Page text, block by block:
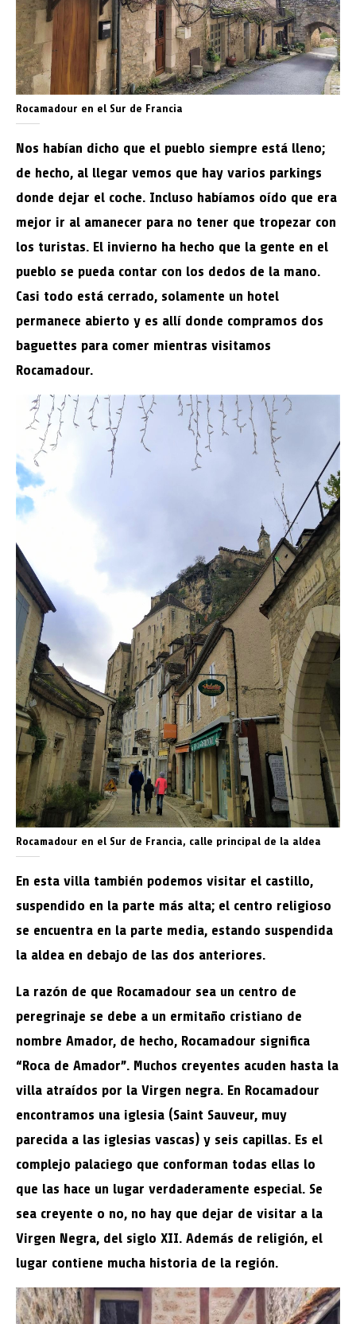
Rocamadour en el Sur de Francia
Nos habían dicho que el pueblo siempre está lleno;
de hecho, al llegar vemos que hay varios parkings
donde dejar el coche. Incluso habíamos oído que era
mejor ir al amanecer para no tener que tropezar con
los turistas. El invierno ha hecho que la gente en el
pueblo se pueda contar con los dedos de la mano.
Casi todo está cerrado, solamente un hotel
permanece abierto y es allí donde compramos dos
baguettes para comer mientras visitamos
Rocamadour.
Rocamadour en el Sur de Francia, calle principal de la aldea
En esta villa también podemos visitar el castillo,
suspendido en la parte más alta; el centro religioso
se encuentra en la parte media, estando suspendida
la aldea en debajo de las dos anteriores.
La razón de que Rocamadour sea un centro de
peregrinaje se debe a un ermitaño cristiano de
nombre Amador, de hecho, Rocamadour significa
“Roca de Amador”. Muchos creyentes acuden hasta la
villa atraídos por la Virgen negra. En Rocamadour
encontramos una iglesia (Saint Sauveur, muy
parecida a las iglesias vascas) y seis capillas. Es el
complejo palaciego que conforman todas ellas lo
que las hace un lugar verdaderamente especial. Se
sea creyente o no, no hay que dejar de visitar a la
Virgen Negra, del siglo XII. Además de religión, el
lugar contiene mucha historia de la región.